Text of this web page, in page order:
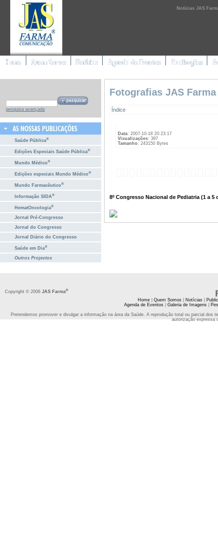
Notícias JAS
pesquisa avançada
Saúde Pública®
Edições Especiais Saúde Pública®
Mundo Médico®
Edições especiais Mundo Médico®
Mundo Farmacêutico®
Informação SIDA®
HematOncologia®
Jornal Pré-Congresso
Jornal do Congresso
Jornal Diário do Congresso
Saúde em Dia®
Outros Projectos
Fotografias JAS
Índice
Data: 2007-10-18 20:23:17
Visualizações: 397
Tamanho: 243150 Bytes
8º Congresso Nacional de Pediatria (1 a 5
Copyright © 2006 JAS Farma®
Home| Quem Somos| Notícias|
Agenda de Eventos| Galeria de Imagens|
Pretendemos promover e divulgar a informação na área da Saúde. A reprodução total ou parcial
autorização expressa